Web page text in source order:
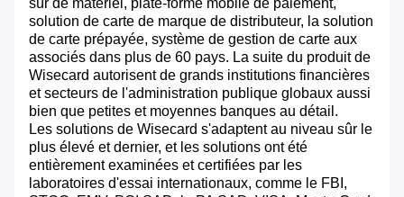
solution de carte de marque de distributeur, la solution
de carte prépayée, système de gestion de carte aux
associés dans plus de 60 pays. La suite du produit de
Wisecard autorisent de grands institutions financières
et secteurs de l'administration publique globaux aussi
bien que petites et moyennes banques au détail.
Les solutions de Wisecard s'adaptent au niveau sûr le
plus élevé et dernier, et les solutions ont été
entièrement examinées et certifiées par les
laboratoires d'essai internationaux, comme le FBI,